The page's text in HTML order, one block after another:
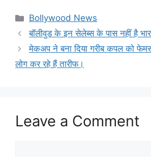
Categories
Bollywood News
बॉलीवुड के इन सेलेब्स के पास नहीं है
मेकअप ने बना दिया गरीब कपल को
लोग कर रहे हैं तारीफ।
Leave a Comment